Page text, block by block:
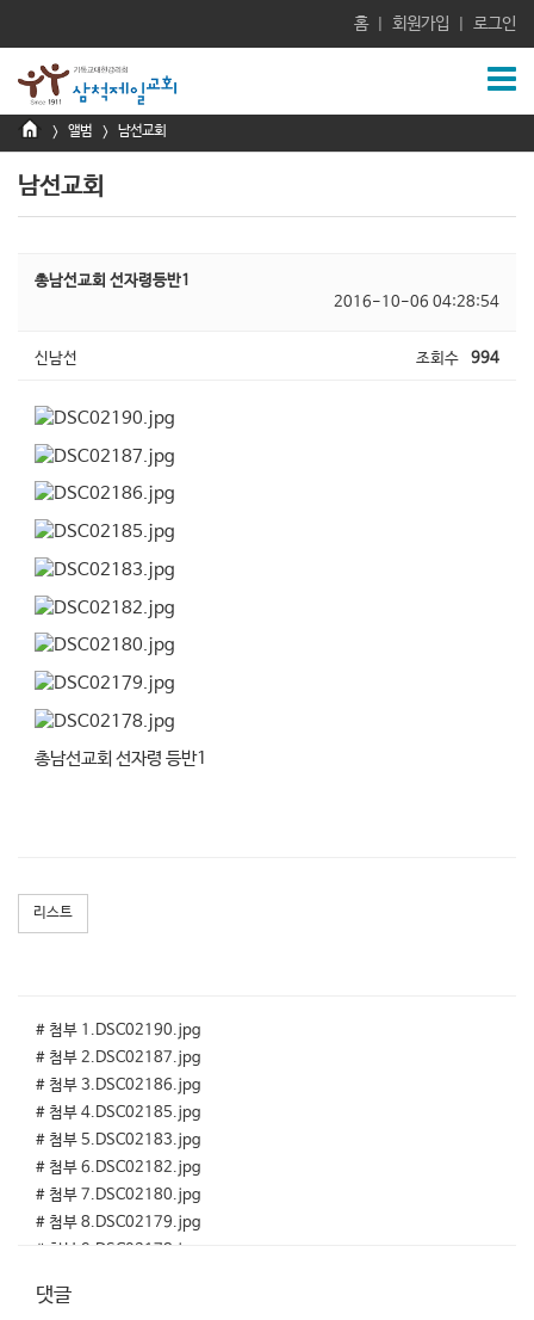
홈 회원가입 로그인
> 앨범 > 남선교회
남선교회
총남선교회 선자령등반1
2016-10-06 04:28:54
신남선 조회수 994
총남선교회 선자령 등반1
리스트
# 첨부 1.DSC02190.jpg
# 첨부 2.DSC02187.jpg
# 첨부 3.DSC02186.jpg
# 첨부 4.DSC02185.jpg
# 첨부 5.DSC02183.jpg
# 첨부 6.DSC02182.jpg
# 첨부 7.DSC02180.jpg
# 첨부 8.DSC02179.jpg
# 첨부 9.DSC02178.jpg
댓글